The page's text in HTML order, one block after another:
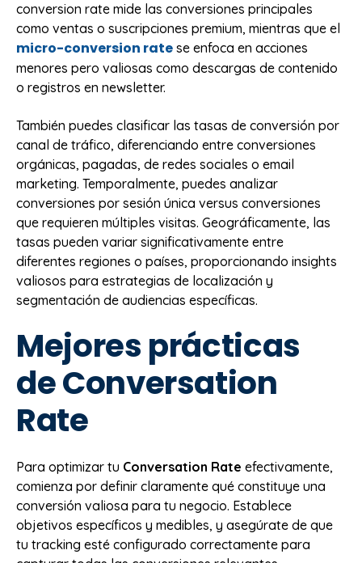
conversion rate mide las conversiones principales
como ventas o suscripciones premium, mientras que el
micro-conversion rate se enfoca en acciones
menores pero valiosas como descargas de contenido
o registros en newsletter.
También puedes clasificar las tasas de conversión por
canal de tráfico, diferenciando entre conversiones
orgánicas, pagadas, de redes sociales o email
marketing. Temporalmente, puedes analizar
conversiones por sesión única versus conversiones
que requieren múltiples visitas. Geográficamente, las
tasas pueden variar significativamente entre
diferentes regiones o países, proporcionando insights
valiosos para estrategias de localización y
segmentación de audiencias específicas.
Mejores prácticas
de Conversation
Rate
Para optimizar tu Conversation Rate efectivamente,
comienza por definir claramente qué constituye una
conversión valiosa para tu negocio. Establece
objetivos específicos y medibles, y asegúrate de que
tu tracking esté configurado correctamente para